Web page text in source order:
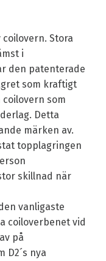
Stora
i
den patenterade
som kraftigt
som
Detta
märken av.
topplagringen
skillnad när
vanligaste
coiloverbenet vid
på
D2´s nya